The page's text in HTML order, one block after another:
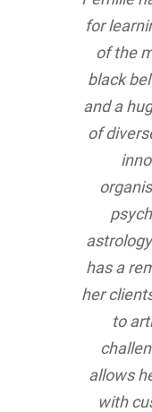
for
of the
black
and a
of
has a
her
to
allows
with